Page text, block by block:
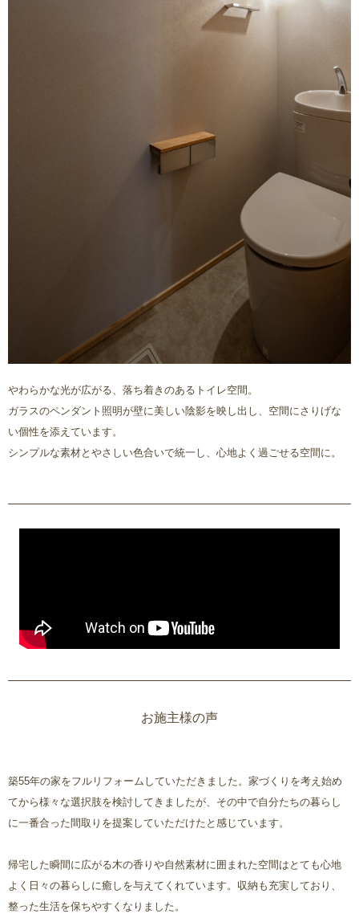
やわらかな光が広がる、落ち着きのあるトイレ空間。
ガラスのペンダント照明が壁に美しい陰影を映し出し、空間にさりげな
い個性を添えています。
シンプルな素材とやさしい色合いで統一し、心地よく過ごせる空間に。
お施主様の声
築55年の家をフルリフォームしていただきました。家づくりを考え始め
てから様々な選択肢を検討してきましたが、その中で自分たちの暮らし
に一番合った間取りを提案していただけたと感じています。
帰宅した瞬間に広がる木の香りや自然素材に囲まれた空間はとても心地
よく日々の暮らしに癒しを与えてくれています。収納も充実しており、
整った生活を保ちやすくなりました。